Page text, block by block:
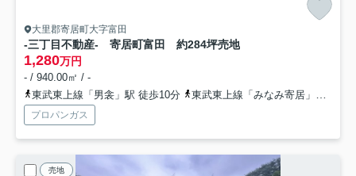
大里郡寄居町大字富田
-三丁目不動産- 寄居町富田 約284坪売地
1,280万円
- / 940.00㎡ / -
東武東上線「男衾」駅 徒歩10分
東武東上線「みなみ寄居」駅 徒歩21分
プロパンガス
売地